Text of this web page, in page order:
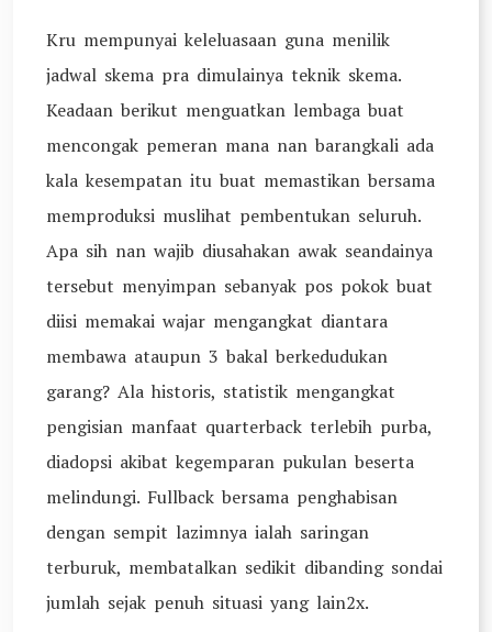
Kru mempunyai keleluasaan guna menilik
jadwal skema pra dimulainya teknik skema.
Keadaan berikut menguatkan lembaga buat
mencongak pemeran mana nan barangkali ada
kala kesempatan itu buat memastikan bersama
memproduksi muslihat pembentukan seluruh.
Apa sih nan wajib diusahakan awak seandainya
tersebut menyimpan sebanyak pos pokok buat
diisi memakai wajar mengangkat diantara
membawa ataupun 3 bakal berkedudukan
garang? Ala historis, statistik mengangkat
pengisian manfaat quarterback terlebih purba,
diadopsi akibat kegemparan pukulan beserta
melindungi. Fullback bersama penghabisan
dengan sempit lazimnya ialah saringan
terburuk, membatalkan sedikit dibanding sondai
jumlah sejak penuh situasi yang lain2x.